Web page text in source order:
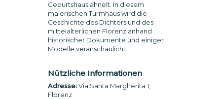
Geburtshaus ähnelt. In diesem
malerischen Turmhaus wird die
Geschichte des Dichters und des
mittelalterlichen Florenz anhand
historischer Dokumente und einiger
Modelle veranschaulicht.
Nützliche Informationen
Adresse:Via Santa Margherita 1,
Florenz